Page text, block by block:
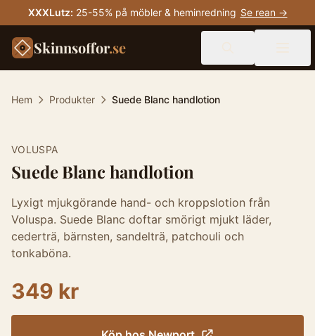
XXXLutz: 25-55% på möbler & heminredning Se rean →
Skinnsoffor.se
Hem Produkter Suede Blanc handlotion
VOLUSPA
Suede Blanc handlotion
Lyxigt mjukgörande hand- och kroppslotion från
Voluspa. Suede Blanc doftar smörigt mjukt läder,
cederträ, bärnsten, sandelträ, patchouli och
tonkaböna.
349 kr